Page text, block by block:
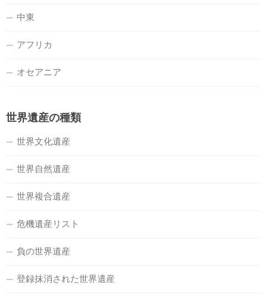
中東
アフリカ
オセアニア
世界遺産の種類
世界文化遺産
世界自然遺産
世界複合遺産
危機遺産リスト
負の世界遺産
登録抹消された世界遺産